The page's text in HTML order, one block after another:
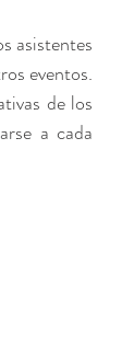
asistentes
eventos.
de los
a cada